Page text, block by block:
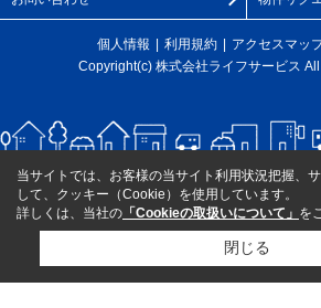
個人情報 利用規約 アクセスマッ
Copyright(c) 株式会社ライフサービス
当サイトでは、お客様の当サイト利用状況把握、
して、クッキー（Cookie）を使用しています。
詳しくは、当社の 「Cookieの取扱いについて」 を
閉じる